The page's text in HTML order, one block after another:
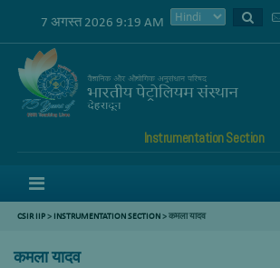
7 अगस्त 2026 9:19 AM
Instrumentation Section
CSIR IIP> INSTRUMENTATION SECTION> कमला यादव
कमला यादव